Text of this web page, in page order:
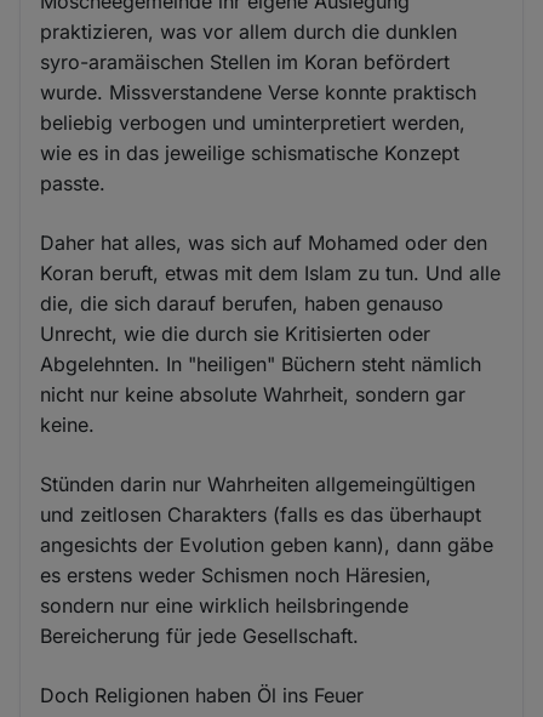
praktizieren, was vor allem durch die dunklen
syro-aramäischen Stellen im Koran befördert
wurde. Missverstandene Verse konnte praktisch
beliebig verbogen und uminterpretiert werden,
wie es in das jeweilige schismatische Konzept
passte.
Daher hat alles, was sich auf Mohamed oder den
Koran beruft, etwas mit dem Islam zu tun. Und alle
die, die sich darauf berufen, haben genauso
Unrecht, wie die durch sie Kritisierten oder
Abgelehnten. In "heiligen" Büchern steht nämlich
nicht nur keine absolute Wahrheit, sondern gar
keine.
Stünden darin nur Wahrheiten allgemeingültigen
und zeitlosen Charakters (falls es das überhaupt
angesichts der Evolution geben kann), dann gäbe
es erstens weder Schismen noch Häresien,
sondern nur eine wirklich heilsbringende
Bereicherung für jede Gesellschaft.
Doch Religionen haben Öl ins Feuer